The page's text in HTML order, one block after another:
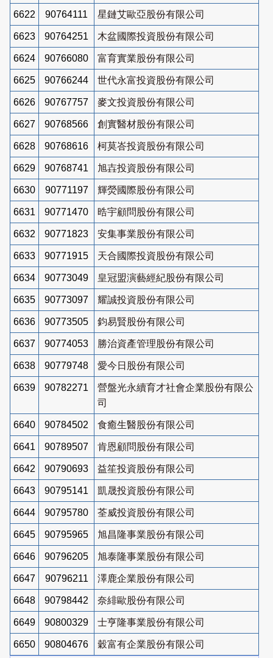
6622 90764111 星鏈艾歐亞股份有限公司
6623 90764251 木盆國際投資股份有限公司
6624 90766080 富育實業股份有限公司
6625 90766244 世代永富投資股份有限公司
6626 90767757 麥文投資股份有限公司
6627 90768566 創實醫材股份有限公司
6628 90768616 柯莫峇投資股份有限公司
6629 90768741 旭壵投資股份有限公司
6630 90771197 輝熒國際股份有限公司
6631 90771470 晧宇顧問股份有限公司
6632 90771823 安集事業股份有限公司
6633 90771915 天合國際投資股份有限公司
6634 90773049 皇冠盟演藝經紀股份有限公司
6635 90773097 耀誠投資股份有限公司
6636 90773505 鈞易賢股份有限公司
6637 90774053 勝治資產管理股份有限公司
6638 90779748 愛今日股份有限公司
6639 90782271
營盤光永續育才社會企業股份有限公
司
6640 90784502 食癒生醫股份有限公司
6641 90789507 肯恩顧問股份有限公司
6642 90790693 益笙投資股份有限公司
6643 90795141 凱晟投資股份有限公司
6644 90795780 荃威投資股份有限公司
6645 90795965 旭昌隆事業股份有限公司
6646 90796205 旭泰隆事業股份有限公司
6647 90796211 澤鹿企業股份有限公司
6648 90798442 奈緋歐股份有限公司
6649 90800329 士亨隆事業股份有限公司
6650 90804676
穀富有企業股份有限公司